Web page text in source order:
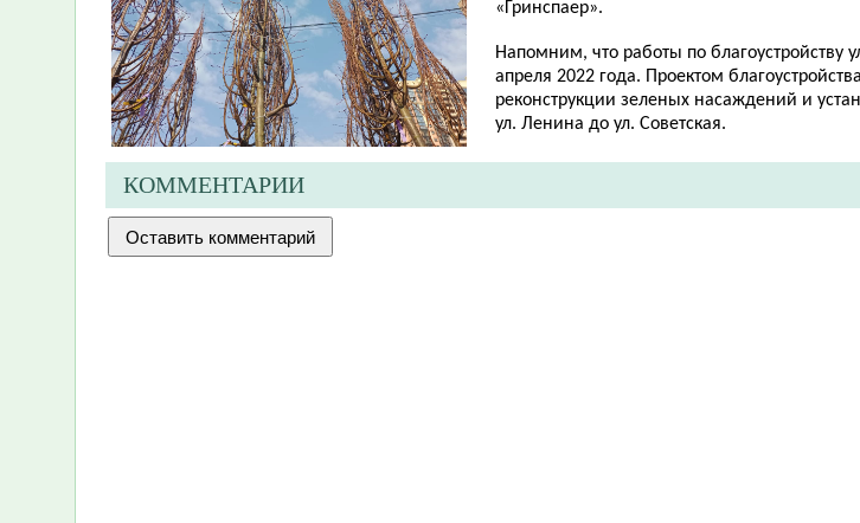
«Гринспаер».
Напомним, что работы по благоустройству
апреля 2022 года. Проектом
реконструкции зеленых насаждений и
ул. Ленина до ул. Советская.
КОММЕНТАРИИ